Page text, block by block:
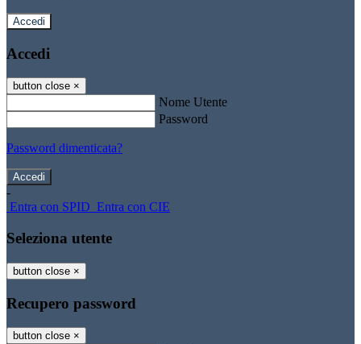
Accedi
Accedi
button close ×
Nome Utente
Password
Password dimenticata?
-
Entra con SPID Entra con CIE
Seleziona utente
button close ×
Recupero password
button close ×